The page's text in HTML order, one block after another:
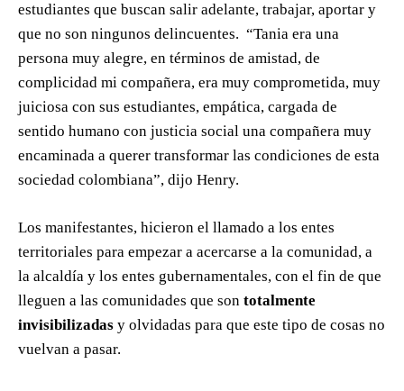
estudiantes que buscan salir adelante, trabajar, aportar y
que no son ningunos delincuentes. “Tania era una
persona muy alegre, en términos de amistad, de
complicidad mi compañera, era muy comprometida, muy
juiciosa con sus estudiantes, empática, cargada de
sentido humano con justicia social una compañera muy
encaminada a querer transformar las condiciones de esta
sociedad colombiana”, dijo Henry.
Los manifestantes, hicieron el llamado a los entes
territoriales para empezar a acercarse a la comunidad, a
la alcaldía y los entes gubernamentales, con el fin de que
lleguen a las comunidades que son totalmente
invisibilizadas y olvidadas para que este tipo de cosas no
vuelvan a pasar.